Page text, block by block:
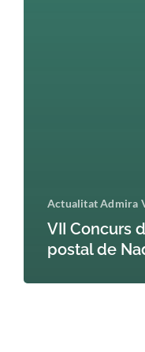
Actualitat Admira
VII Concurs
postal de